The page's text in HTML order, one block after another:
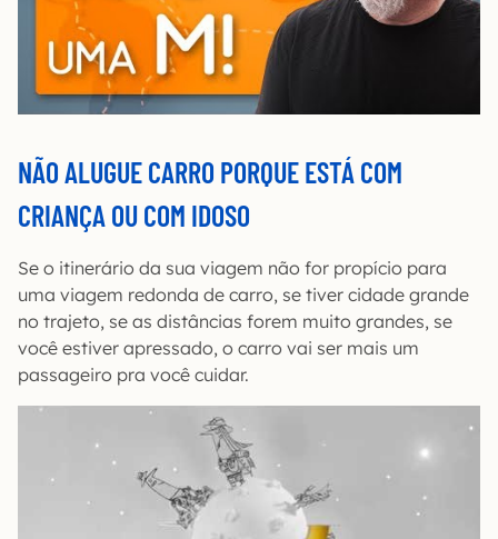
NÃO ALUGUE CARRO PORQUE ESTÁ COM
CRIANÇA OU COM IDOSO
Se o itinerário da sua viagem não for propício para
uma viagem redonda de carro, se tiver cidade grande
no trajeto, se as distâncias forem muito grandes, se
você estiver apressado, o carro vai ser mais um
passageiro pra você cuidar.